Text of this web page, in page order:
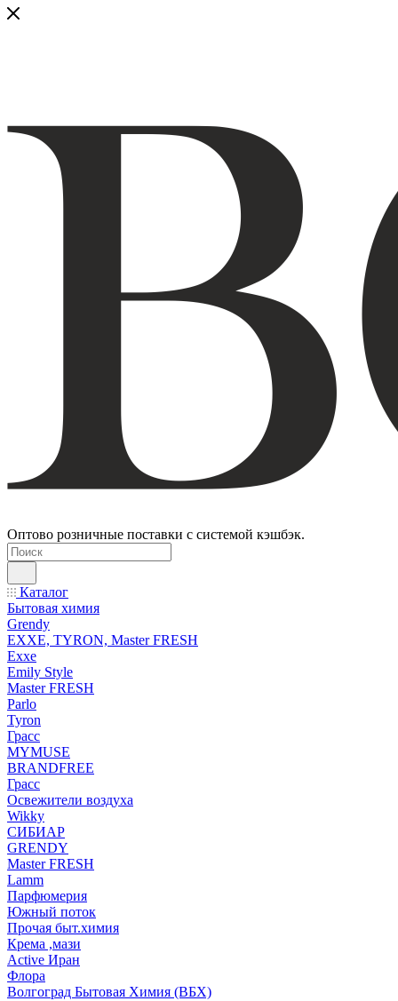
Оптово розничные поставки с системой кэшбэк.
Каталог
Бытовая химия
Grendy
EXXE, TYRON, Master FRESH
Exxe
Emily Style
Master FRESH
Parlo
Tyron
Грасс
MYMUSE
BRANDFREE
Грасс
Освежители воздуха
Wikky
СИБИАР
GRENDY
Master FRESH
Lamm
Парфюмерия
Южный поток
Прочая быт.химия
Крема ,мази
Аctive Иран
Флора
Волгоград Бытовая Химия (ВБХ)